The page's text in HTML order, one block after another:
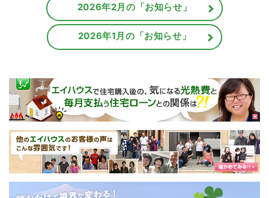
2026年2月の「お知らせ」
2026年1月の「お知らせ」